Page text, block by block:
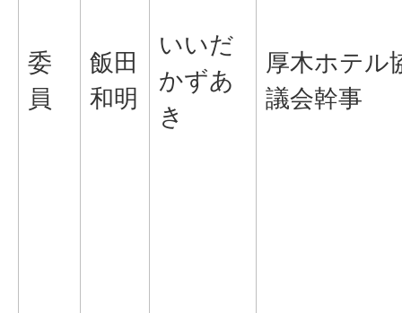
委
員
飯田
和明
いいだ
かずあ
き
厚木ホテル
議会幹事